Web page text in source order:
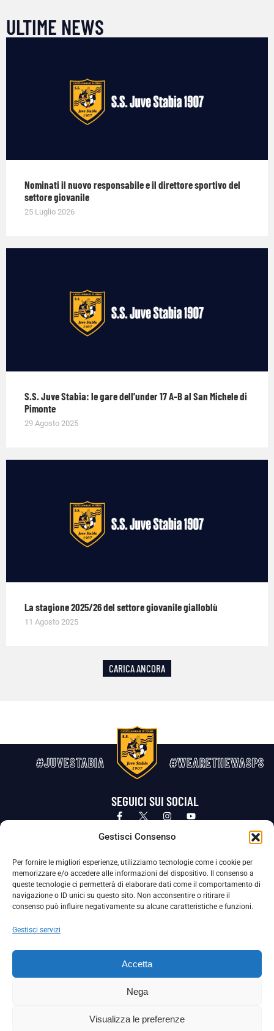
Gestisci Consenso
Per fornire le migliori esperienze, utilizziamo tecnologie come i cookie per
memorizzare e/o accedere alle informazioni del dispositivo. Il consenso a
queste tecnologie ci permetterà di elaborare dati come il comportamento di
navigazione o ID unici su questo sito. Non acconsentire o ritirare il
consenso può influire negativamente su alcune caratteristiche e funzioni.
Gestisci servizi
Accetta
Nega
Visualizza le preferenze
ULTIME NEWS
Nominati il nuovo responsabile e il direttore sportivo del
settore giovanile
25 Luglio 2026
S.S. Juve Stabia: le gare dell’under 17 A-B al San Michele di
Pimonte
29 Agosto 2025
La stagione 2025/26 del settore giovanile gialloblù
11 Agosto 2025
CARICA ANCORA
#JUVESTABIA #WEARETHEWASPS
SEGUICI SUI SOCIAL
Privacy Policy Cookie Policy
La Società ha nominato il Responsabile della Protezione dei Dati Personali (DPO), figura specializzata che vigila sulle modalità
adottate dalla nostra Società per tutelare i Suoi dati personali.
Per contattare il DPO può scrivere a
La Società ha inoltre adottato un proprio Codice Etico, consultabile al seguente link:
Scarica il Codice Etico